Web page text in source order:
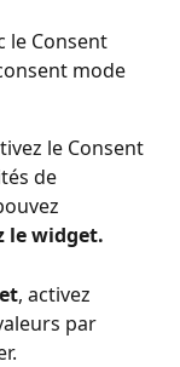
le Consent
mode
le Consent
de
le widget.
, activez
par